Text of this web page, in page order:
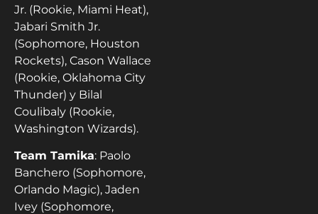
Jr. (Rookie, Miami Heat),
Jabari Smith Jr.
(Sophomore, Houston
Rockets), Cason Wallace
(Rookie, Oklahoma City
Thunder) y Bilal
Coulibaly (Rookie,
Washington Wizards).
Team Tamika: Paolo
Banchero (Sophomore,
Orlando Magic), Jaden
Ivey (Sophomore,